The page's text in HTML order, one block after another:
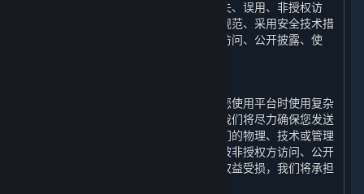
个人信息，以防止您的个人信息遭受丢失、误用、非授权访
问、披露和更改，包括建立合理的制度规范、采用安全技术措
施来防止您的个人信息遭到未经授权的访问、公开披露、使
互联网并非绝对安全的环境，我们建议您使用平台时使用复杂
密码，并妥善保护您的个人信息安全。我们将尽力确保您发送
给我们的任何信息的安全性。如果因我们的物理、技术或管理
防护设施遭到破坏，导致您的个人信息被非授权方访问、公开
披露、篡改、或毁坏，进而使您的合法权益受损，我们将承担